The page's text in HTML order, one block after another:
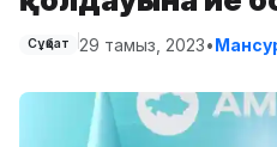
Сұқбат 29 тамыз, 2023•